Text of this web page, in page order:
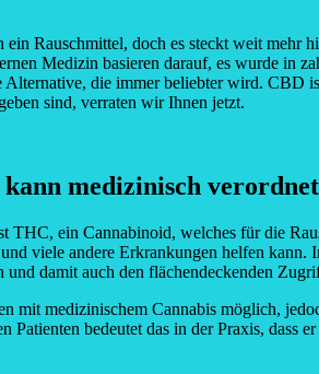
ein Rauschmittel, doch es steckt weit
Medizin basieren darauf, es wurde in
Alternative, die immer beliebter wird.
sind, verraten wir Ihnen jetzt.
medizinisch
THC, ein Cannabinoid, welches für die
viele andere Erkrankungen helfen
damit auch den flächendeckenden
mit medizinischem Cannabis möglich,
Patienten bedeutet das in der Praxis, dass